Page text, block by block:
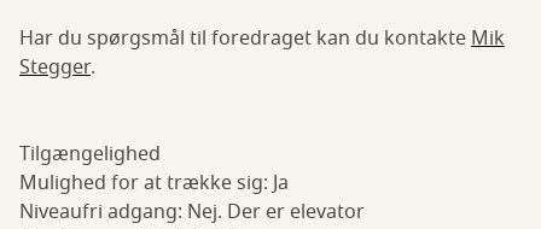
Har du spørgsmål til foredraget kan du kontakteMik
Stegger.
Tilgængelighed
Mulighed for at trække sig: Ja
Niveaufri adgang: Nej. Der er elevator